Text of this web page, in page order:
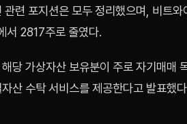
관련 포지션은 모두 정리했으며, 비트
서 2817주로 줄였다.
당 가상자산 보유분이 주로 자기매매
산 수탁 서비스를 제공한다고 발표했